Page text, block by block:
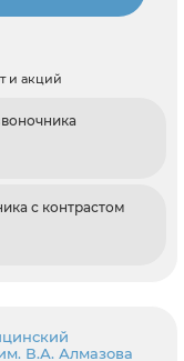
и акций
с контрастом
В.А. Алмазова